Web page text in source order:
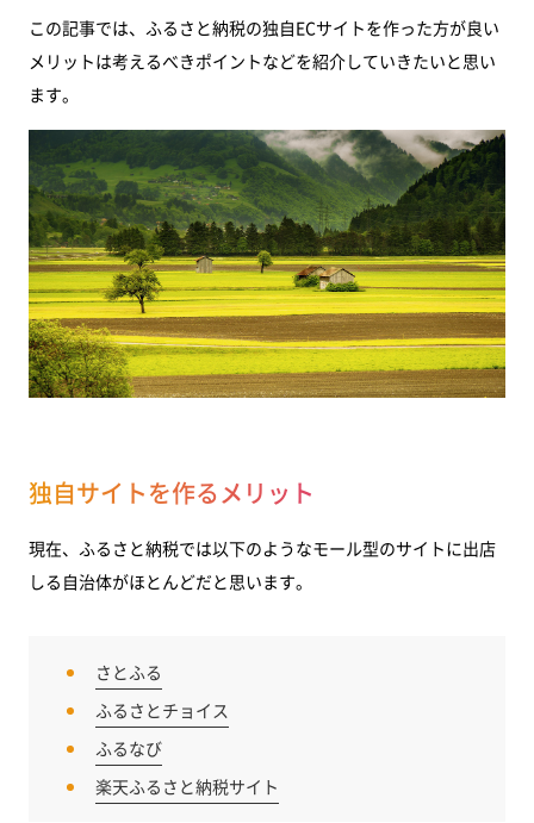
この記事では、ふるさと納税の独自ECサイトを作った方が良い
メリットは考えるべきポイントなどを紹介していきたいと思い
ます。
独自サイトを作るメリット
現在、ふるさと納税では以下のようなモール型のサイトに出店
しる自治体がほとんどだと思います。
さとふる
ふるさとチョイス
ふるなび
楽天ふるさと納税サイト